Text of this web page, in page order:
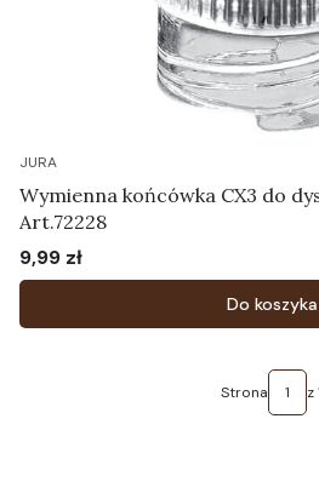
JURA
Wymienna końcówka CX3 do
Art.72228
Cena
9,99 zł
Do koszyka
Strona z